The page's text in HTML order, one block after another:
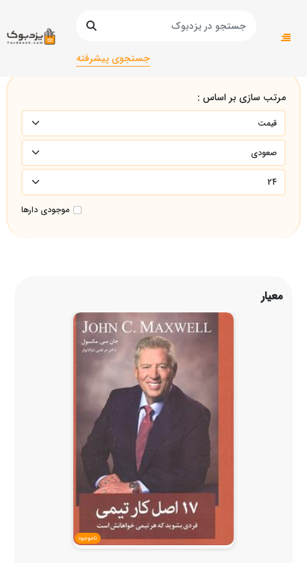
جستجوی پیشرفته
صفحه اصلی
مرتب سازی بر اساس :
موجودی دارها
معیار
ناموجود